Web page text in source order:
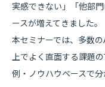
実感できない」「他部
ースが増えてきました。
本セミナーでは、多数
上でよく直面する課題
例・ノウハウベースで分